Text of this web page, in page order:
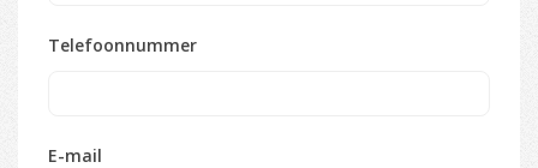
Telefoonnummer
E-mail